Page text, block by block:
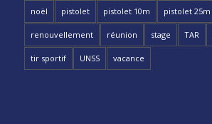
noël pistolet pistolet 10m pistolet 25m
renouvellement réunion stage TAR
tir sportif UNSS vacance